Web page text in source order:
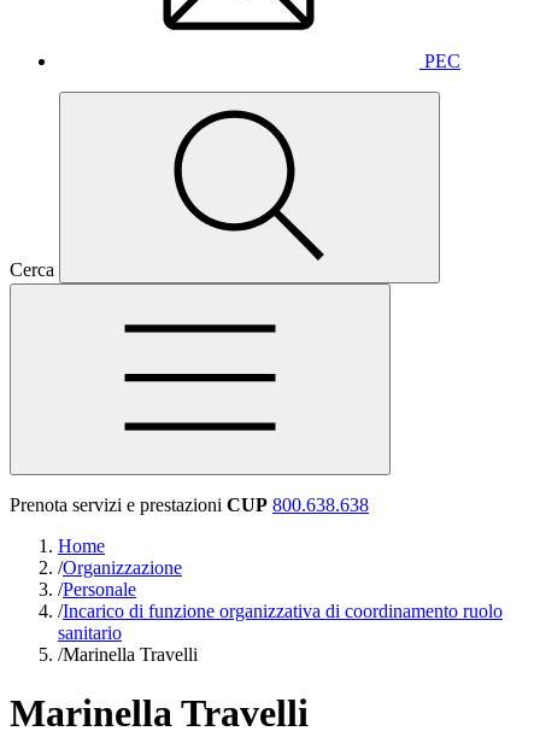
PEC
Cerca
Prenota servizi e prestazioni CUP 800.638.638
Home
/Organizzazione
/Personale
/Incarico di funzione organizzativa di coordinamento ruolo
sanitario
/Marinella Travelli
Marinella Travelli